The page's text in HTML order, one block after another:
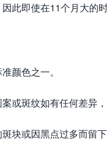
此即使在11个月大的
颜色之一。
或斑纹如有任何差异
块或因黑点过多而留下